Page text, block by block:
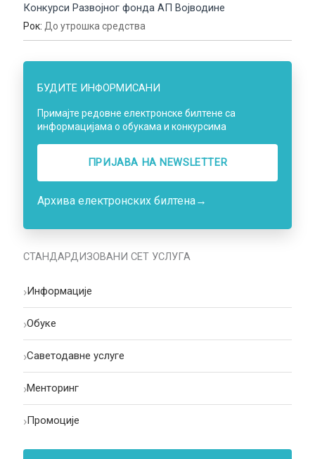
Конкурси Развојног фонда АП Војводине
Рок: До утрошка средства
БУДИТЕ ИНФОРМИСАНИ
Примајте редовне електронске билтене са
информацијама о обукама и конкурсима
ПРИЈАВА НA NEWSLETTER
Архива електронских билтена→
СТАНДАРДИЗОВАНИ СЕТ УСЛУГА
›Информације
›Oбуке
›Саветодавне услуге
›Менторинг
›Промоције